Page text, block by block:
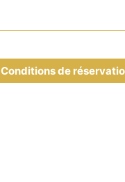
Conditions de